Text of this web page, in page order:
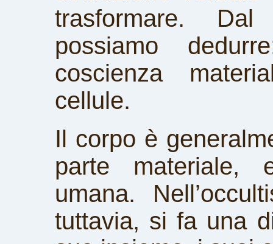
trasformare.
possiamo
coscienza
cellule.
Il corpo è
parte materiale,
umana.
tuttavia, si fa una